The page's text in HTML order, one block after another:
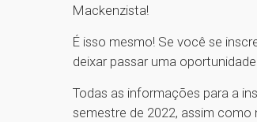
Mackenzista!
É isso mesmo! Se você se
deixar passar uma
Todas as informações para a
semestre de 2022, assim